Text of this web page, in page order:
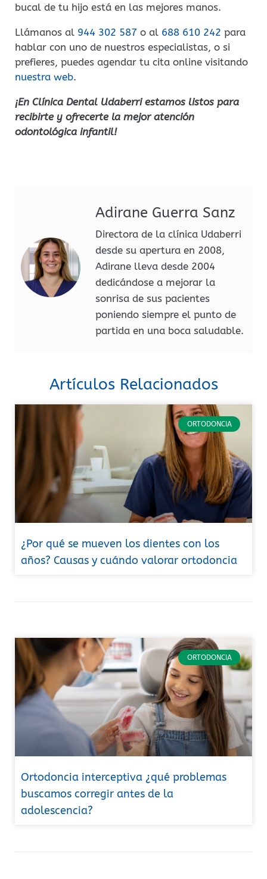
bucal de tu hijo está en las mejores manos.
Llámanos al 944 302 587 o al 688 610 242 para
hablar con uno de nuestros especialistas, o si
prefieres, puedes agendar tu cita online visitando
nuestra web.
¡En Clínica Dental Udaberri estamos listos para
recibirte y ofrecerte la mejor atención
odontológica infantil!
Adirane Guerra Sanz
Directora de la clínica Udaberri
desde su apertura en 2008,
Adirane lleva desde 2004
dedicándose a mejorar la
sonrisa de sus pacientes
poniendo siempre el punto de
partida en una boca saludable.
Artículos Relacionados
ORTODONCIA
¿Por qué se mueven los dientes con los
años? Causas y cuándo valorar ortodoncia
ORTODONCIA
Ortodoncia interceptiva ¿qué problemas
buscamos corregir antes de la
adolescencia?